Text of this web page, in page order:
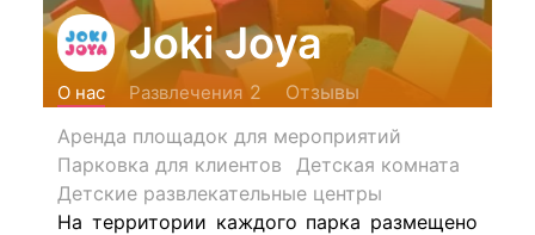
Joki Joya
О нас Развлечения 2
Отзывы
Аренда площадок для мероприятий
Парковка для клиентов
Детская комната
Детские развлекательные центры
На территории каждого парка размещено